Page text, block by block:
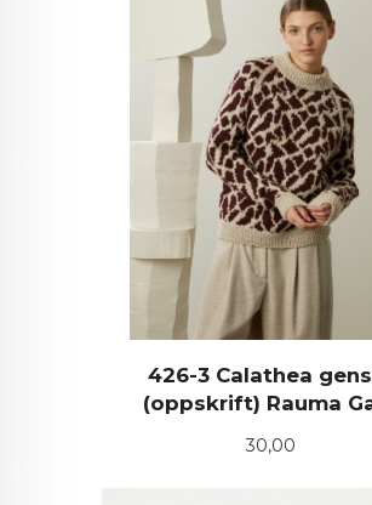
426-3 Calathea
(oppskrift) Rauma
Pris
30,00